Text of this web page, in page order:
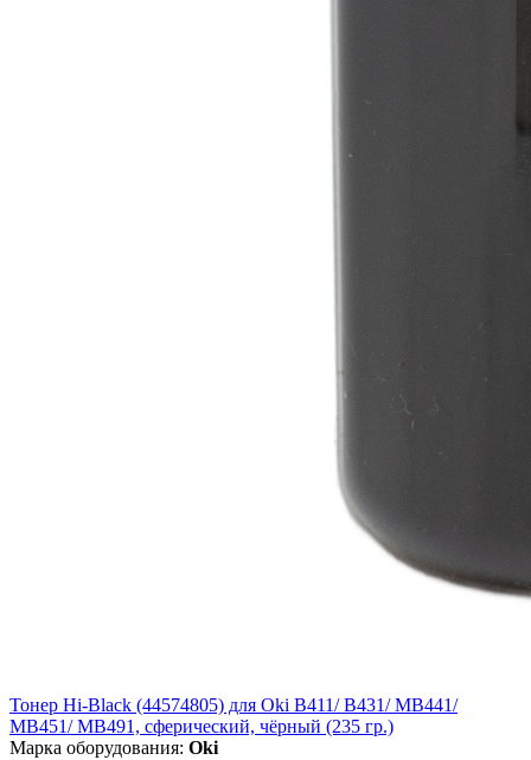
Тонер Hi-Black (44574805) для Oki B411/ B431/ MB441/
MB451/ MB491, сферический, чёрный (235 гр.)
Марка оборудования: Oki